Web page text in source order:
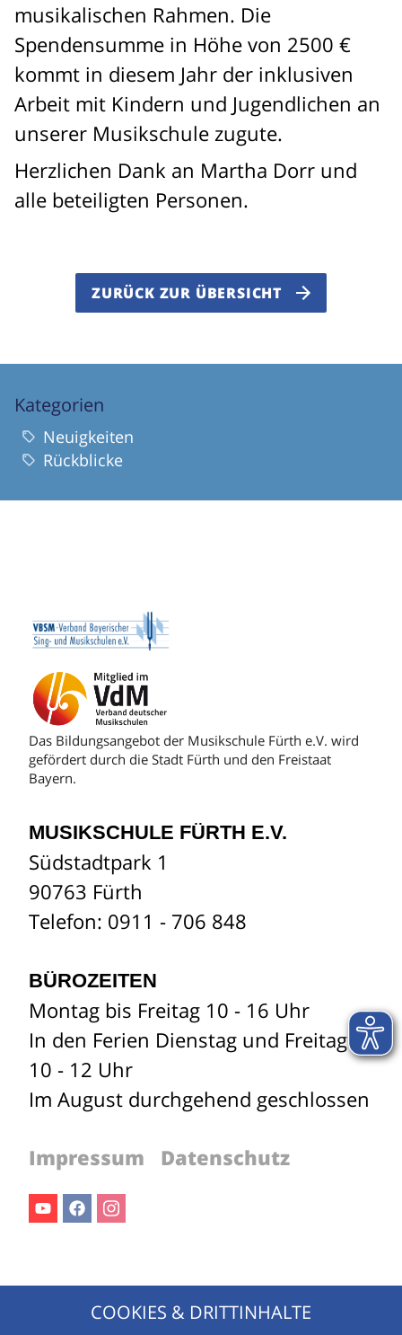
musikalischen Rahmen. Die
Spendensumme in Höhe von 2500 €
kommt in diesem Jahr der inklusiven
Arbeit mit Kindern und Jugendlichen an
unserer Musikschule zugute.
Herzlichen Dank an Martha Dorr und
alle beteiligten Personen.
ZURÜCK ZUR ÜBERSICHT
Kategorien
Neuigkeiten
Rückblicke
Das Bildungsangebot der Musikschule Fürth e.V. wird
gefördert durch die Stadt Fürth und den Freistaat
Bayern.
MUSIKSCHULE FÜRTH E.V.
Südstadtpark 1
90763 Fürth
Telefon: 0911 - 706 848
BÜROZEITEN
Montag bis Freitag 10 - 16 Uhr
In den Ferien Dienstag und Freitag
10 - 12 Uhr
Im August durchgehend geschlossen
Impressum Datenschutz
Jetzt für den Newsletter anmelden!
COOKIES & DRITTINHALTE